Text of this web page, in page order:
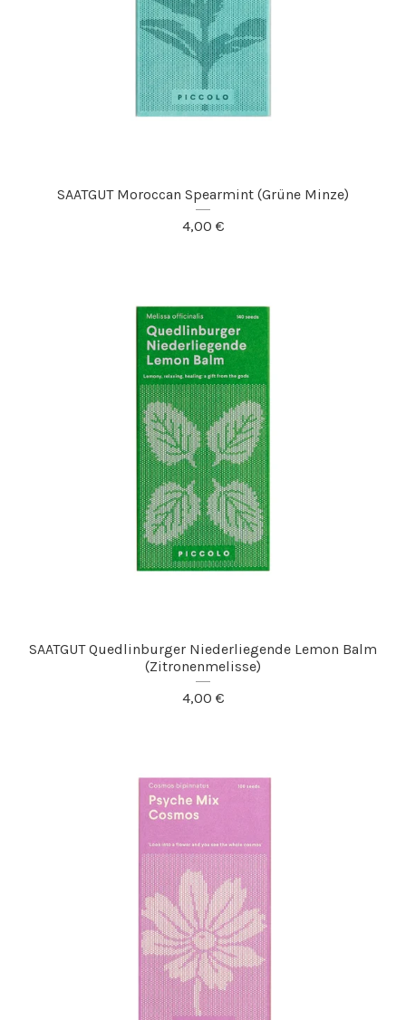
SAATGUT Moroccan Spearmint (Grüne Minze)
4,00 €
SAATGUT Quedlinburger Niederliegende Lemon Balm
(Zitronenmelisse)
4,00 €